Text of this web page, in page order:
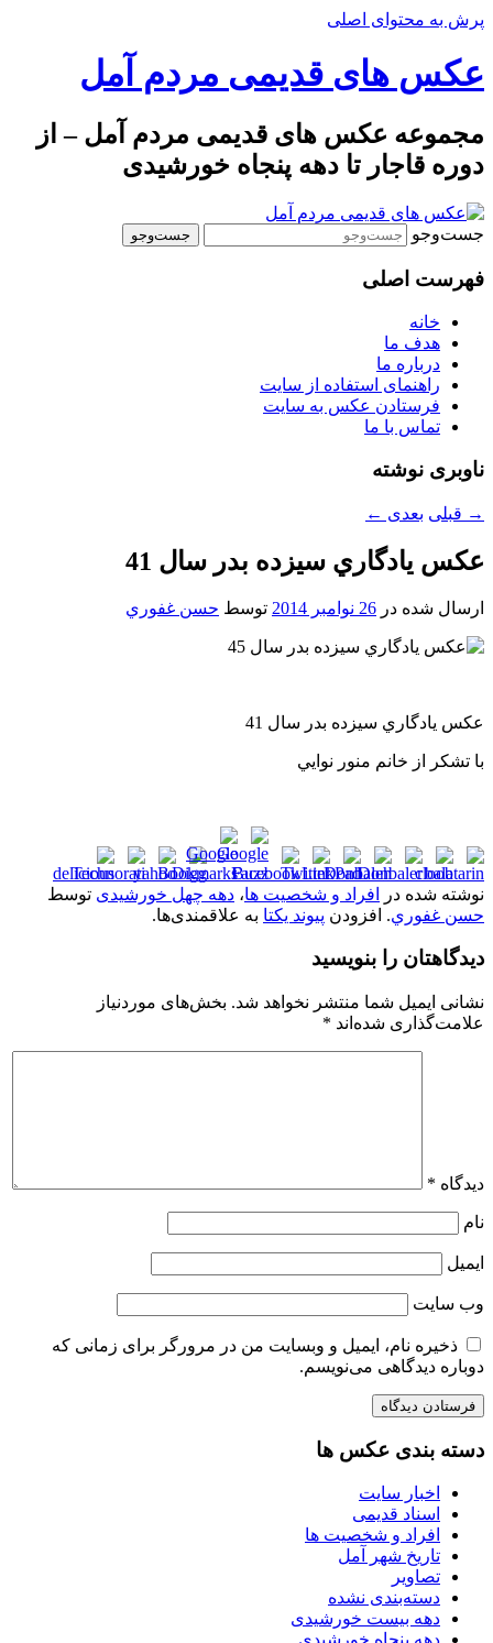
پرش به محتوای اصلی
عکس های قدیمی مردم آمل
مجموعه عکس های قدیمی مردم آمل – از
دوره قاجار تا دهه پنجاه خورشیدی
جست‌وجو
فهرست اصلی
خانه
هدف ما
درباره ما
راهنمای استفاده از سایت
فرستادن عکس به سایت
تماس با ما
ناوبری نوشته
→ قبلی بعدی ←
عکس يادگاري سيزده بدر سال 41
ارسال شده در 26 نوامبر 2014 توسط حسن غفوري
عکس يادگاري سيزده بدر سال 41
با تشکر از خانم منور نوايي
نوشته شده در افراد و شخصیت ها، دهه چهل خورشیدی توسط
حسن غفوري. افزودن پیوند یکتا به علاقمندی‌ها.
دیدگاهتان را بنویسید
نشانی ایمیل شما منتشر نخواهد شد. بخش‌های موردنیاز
علامت‌گذاری شده‌اند *
دیدگاه *
نام
ایمیل
وب‌ سایت
ذخیره نام، ایمیل و وبسایت من در مرورگر برای زمانی که
دوباره دیدگاهی می‌نویسم.
دسته بندی عکس ها
اخبار سایت
اسناد قدیمی
افراد و شخصیت ها
تاریخ شهر آمل
تصاویر
دسته‌بندی نشده
دهه بیست خورشیدی